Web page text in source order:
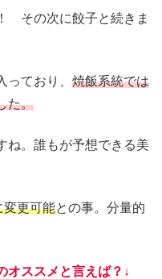
その次に餃子と続きま
ており、 焼飯系統では
た。
ね。誰もが予想できる美
変更可能との事。分量的
ススメと言えば？↓